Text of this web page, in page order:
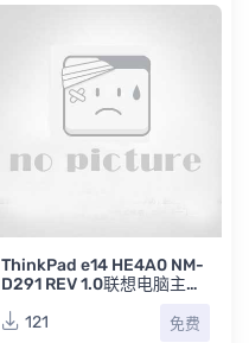
ThinkPad e14 HE4A0 NM-
D291 REV 1.0联想电脑主板
121
免费